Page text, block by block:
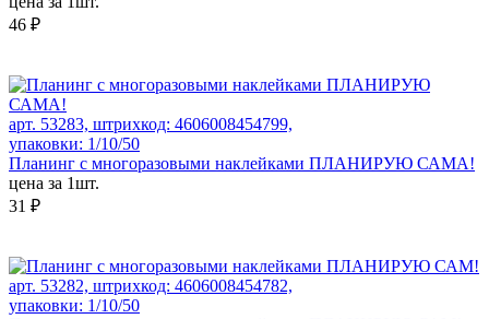
46 ₽
арт. 53283, штрихкод: 4606008454799,
упаковки: 1/10/50
Планинг с многоразовыми наклейками ПЛАНИРУЮ САМА!
цена за 1шт.
31 ₽
арт. 53282, штрихкод: 4606008454782,
упаковки: 1/10/50